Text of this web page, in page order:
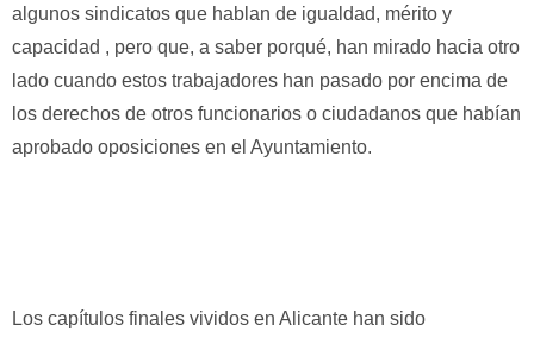
algunos sindicatos que hablan de igualdad, mérito y
capacidad , pero que, a saber porqué, han mirado hacia otro
lado cuando estos trabajadores han pasado por encima de
los derechos de otros funcionarios o ciudadanos que habían
aprobado oposiciones en el Ayuntamiento.
Los capítulos finales vividos en Alicante han sido